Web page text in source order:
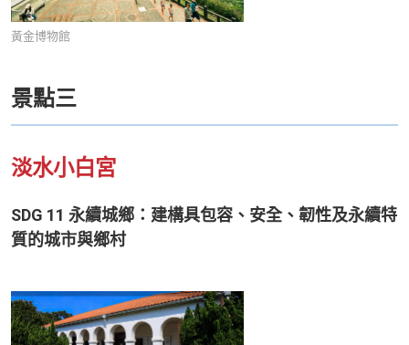
黃金博物館
景點三
淡水小白宮
SDG 11 永續城鄉：建構具包容、安全、韌性及永續特
質的城市與鄉村